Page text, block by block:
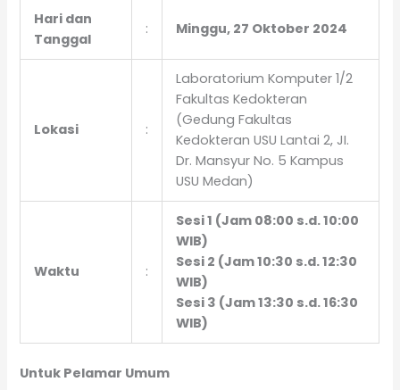
Hari dan
Tanggal
: Minggu, 27 Oktober 2024
Lokasi :
Laboratorium Komputer 1/2
Fakultas Kedokteran
(Gedung Fakultas
Kedokteran USU Lantai 2, JI.
Dr. Mansyur No. 5 Kampus
USU Medan)
Waktu :
Sesi 1 (Jam 08:00 s.d. 10:00
WIB)
Sesi 2 (Jam 10:30 s.d. 12:30
WIB)
Sesi 3 (Jam 13:30 s.d. 16:30
WIB)
Untuk Pelamar Umum